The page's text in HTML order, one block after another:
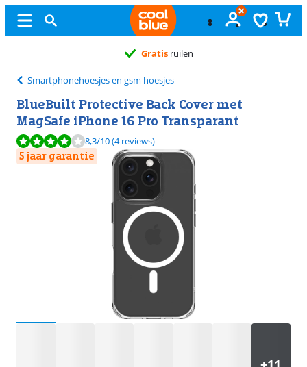
Gratis ruilen
Smartphonehoesjes en gsm hoesjes
BlueBuilt Protective Back Cover met
MagSafe iPhone 16 Pro Transparant
Beoordeling is 8,3 van de 10, gebaseerd op 4 reviews.
8,3/10(4 reviews)
5 jaar garantie